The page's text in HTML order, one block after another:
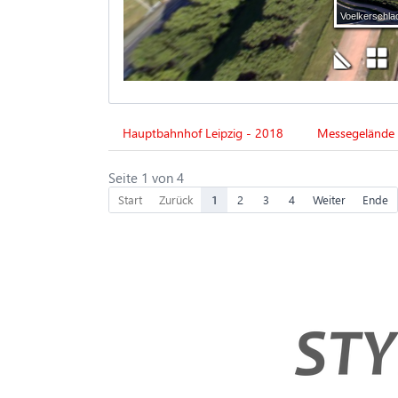
Hauptbahnhof Leipzig - 2018
Seite 1 von 4
Start Zurück 1 2 3 4 Weiter Ende